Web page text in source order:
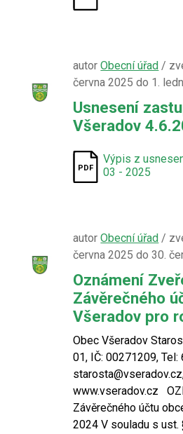
autorObecní úřad /
června 2025 do 1.
Usnesení
Všeradov
Výpis z
03 - 2025
autorObecní úřad /
června 2025 do 30.
Oznámení
Závěrečného
Všeradov pro
Obec Všeradov
01, IČ: 00271209,
www.vseradov.cz
Závěrečného účtu
2024 V souladu s ust.